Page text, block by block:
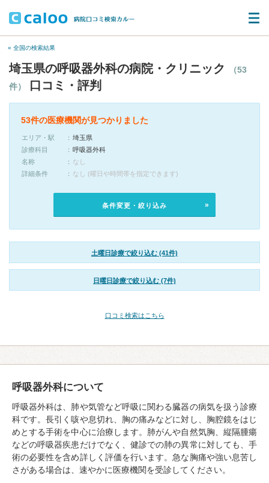
« 全国の検索結果
埼玉県の呼吸器外科の病院・クリニック
（53
件）
口コミ・評判
53件の医療機関が見つかりました
エリア・駅
埼玉県
診療科目
呼吸器外科
名称
なし
詳細条件
なし (曜日や時間帯を指定できます)
条件変更・絞り込み
土曜日診療で絞り込む (41件)
日曜日診療で絞り込む (7件)
口コミ検索はこちら
呼吸器外科について
呼吸器外科は、肺や気管など呼吸に関わる臓器の病気を扱う診療
科です。長引く咳や息切れ、胸の痛みなどに対し、胸腔鏡をはじ
めとする手術を中心に治療します。肺がんや自然気胸、縦隔腫瘍
などの呼吸器疾患だけでなく、健診での肺の異常に対しても、手
術の必要性を含め詳しく評価を行います。急な胸痛や強い息苦し
さがある場合は、速やかに医療機関を受診してください。